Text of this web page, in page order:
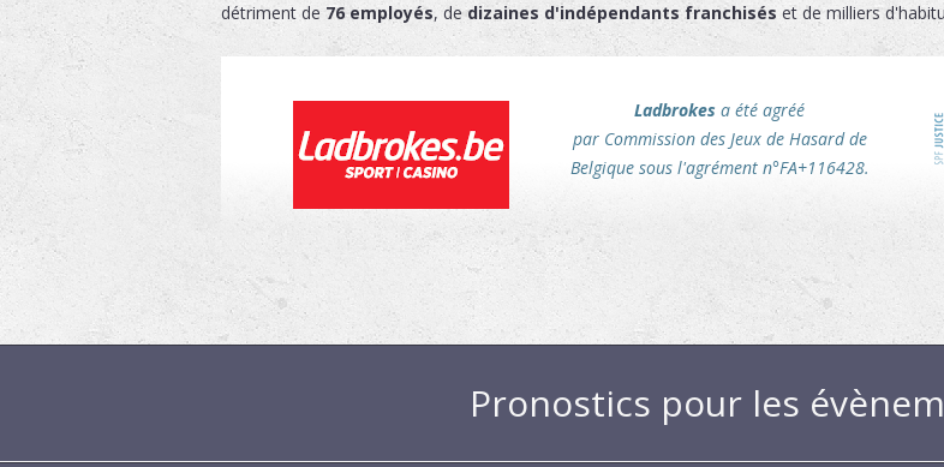
détriment de 76 employés, dedizaines d'indépendants franchisés et de milliers
Ladbrokes a été agréé
par Commission des Jeux de Hasard de
Belgique sous l'agrément n°FA+116428.
Pronostics pour les